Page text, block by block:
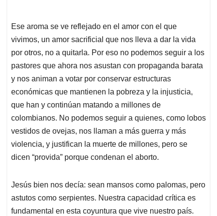
Ese aroma se ve reflejado en el amor con el que
vivimos, un amor sacrificial que nos lleva a dar la vida
por otros, no a quitarla. Por eso no podemos seguir a los
pastores que ahora nos asustan con propaganda barata
y nos animan a votar por conservar estructuras
económicas que mantienen la pobreza y la injusticia,
que han y continúan matando a millones de
colombianos. No podemos seguir a quienes, como lobos
vestidos de ovejas, nos llaman a más guerra y más
violencia, y justifican la muerte de millones, pero se
dicen “provida” porque condenan el aborto.
Jesús bien nos decía: sean mansos como palomas, pero
astutos como serpientes. Nuestra capacidad crítica es
fundamental en esta coyuntura que vive nuestro país.